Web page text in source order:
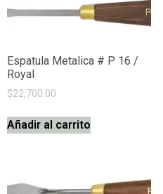
Espatula Metalica # P 16 /
Royal
$22,700.00
Añadir al carrito